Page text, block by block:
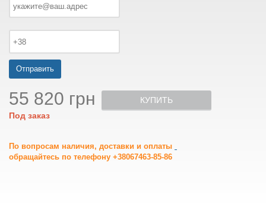
Отправить
55 820 грн
Под заказ
КУПИТЬ
По вопросам наличия, доставки и оплаты
обращайтесь по телефону +38067463-85-86